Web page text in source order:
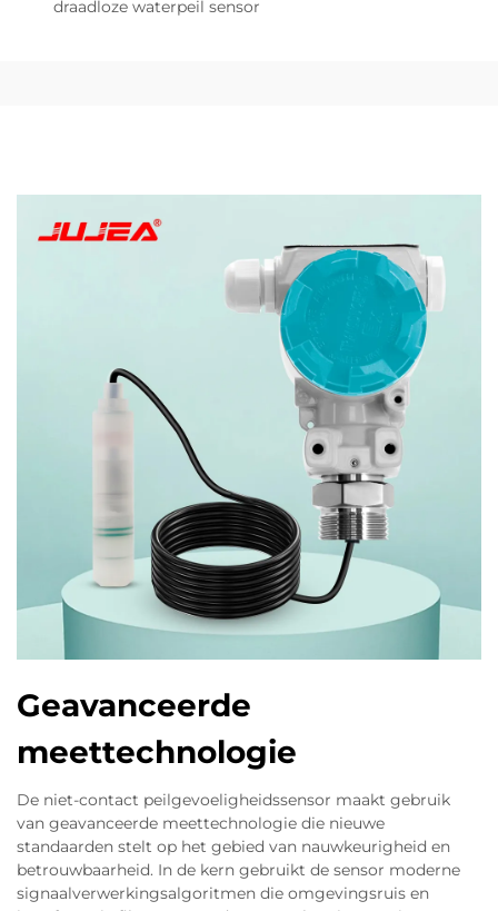
draadloze waterpeil sensor
Geavanceerde
meettechnologie
De niet-contact peilgevoeligheidssensor maakt gebruik
van geavanceerde meettechnologie die nieuwe
standaarden stelt op het gebied van nauwkeurigheid en
betrouwbaarheid. In de kern gebruikt de sensor moderne
signaalverwerkingsalgoritmen die omgevingsruis en